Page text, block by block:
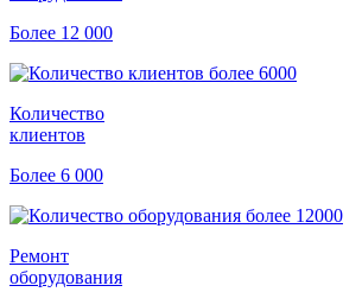
Более 12 000
Количество
клиентов
Более 6 000
Ремонт
оборудования